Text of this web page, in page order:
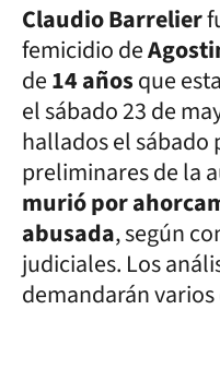
Claudio Barrelier
femicidio de
de14 añosque
el sábado 23 de
hallados el sábado
preliminares de la
murió por
abusada, según
judiciales. Los
demandarán varios